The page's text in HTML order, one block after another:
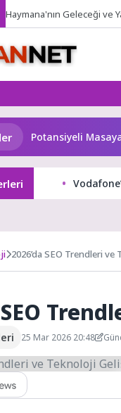
Haymana'nın Geleceği ve
Masaya
2026’da SEO Trendleri
SEO
25 Mar 2026 20:48